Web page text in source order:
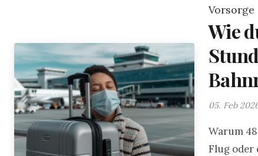
Vorsorge
Wie
05. Feb
Warum
Flug oder